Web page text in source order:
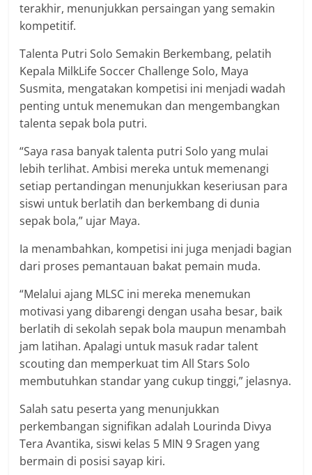
terakhir, menunjukkan persaingan yang semakin
kompetitif.
Talenta Putri Solo Semakin Berkembang, pelatih
Kepala MilkLife Soccer Challenge Solo, Maya
Susmita, mengatakan kompetisi ini menjadi wadah
penting untuk menemukan dan mengembangkan
talenta sepak bola putri.
“Saya rasa banyak talenta putri Solo yang mulai
lebih terlihat. Ambisi mereka untuk memenangi
setiap pertandingan menunjukkan keseriusan para
siswi untuk berlatih dan berkembang di dunia
sepak bola,” ujar Maya.
Ia menambahkan, kompetisi ini juga menjadi bagian
dari proses pemantauan bakat pemain muda.
“Melalui ajang MLSC ini mereka menemukan
motivasi yang dibarengi dengan usaha besar, baik
berlatih di sekolah sepak bola maupun menambah
jam latihan. Apalagi untuk masuk radar talent
scouting dan memperkuat tim All Stars Solo
membutuhkan standar yang cukup tinggi,” jelasnya.
Salah satu peserta yang menunjukkan
perkembangan signifikan adalah Lourinda Divya
Tera Avantika, siswi kelas 5 MIN 9 Sragen yang
bermain di posisi sayap kiri.